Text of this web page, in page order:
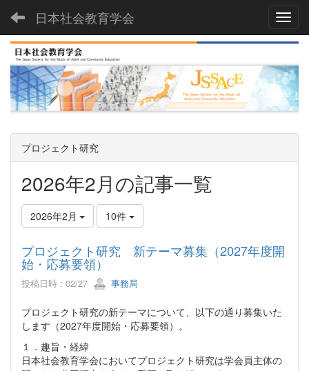
日本社会教育学会
プロジェクト研究
2026年2月の記事一覧
2026年2月 10件
プロジェクト研究 新テーマ募集（2027年度開
始・応募要領）
投稿日時 : 02/27 事務局
プロジェクト研究の新テーマについて、以下の通り募集いた
します（2027年度開始・応募要領）。
１．趣旨・経緯
日本社会教育学会においてプロジェクト研究は学会員主体の